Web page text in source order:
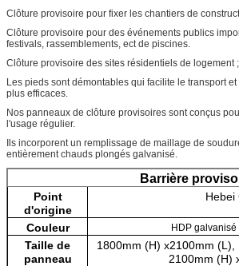
Clôture provisoire pour fixer les chantiers de
Clôture provisoire pour des événements publics
festivals, rassemblements, ect de piscines.
Clôture provisoire des sites résidentiels de logement ;
Les pieds sont démontables qui facilite le transport
plus efficaces.
Nos panneaux de clôture provisoires sont conçus
l'usage régulier.
Ils incorporent un remplissage de maillage de
entièrement chauds plongés galvanisé.
Barrière
Point
d'origine
Hebei
Couleur HDP
Taille de
panneau
1800mm (H) x2100mm
2100mm (H)